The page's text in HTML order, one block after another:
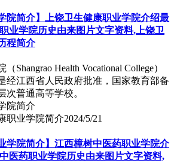
院简介】上饶卫生健康职业学院介绍最
业学院历史由来图片文字资料,上饶卫
程简介
Shangrao Health Vocational College）
经江西省人民政府批准，国家教育部备
次普通高等学校。
职业学院简介2024/5/21
学院简介】江西樟树中医药职业学院介
医药职业学院历史由来图片文字资料,